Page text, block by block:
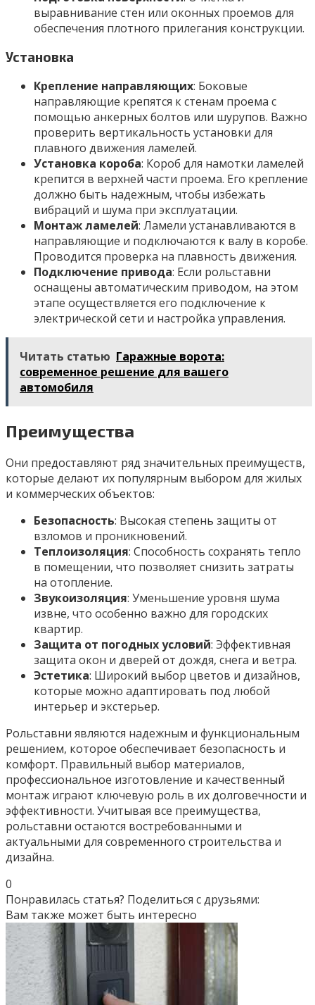
выравнивание стен или оконных проемов для
обеспечения плотного прилегания конструкции.
Установка
Крепление направляющих: Боковые
направляющие крепятся к стенам проема с
помощью анкерных болтов или шурупов. Важно
проверить вертикальность установки для
плавного движения ламелей.
Установка короба: Короб для намотки ламелей
крепится в верхней части проема. Его крепление
должно быть надежным, чтобы избежать
вибраций и шума при эксплуатации.
Монтаж ламелей: Ламели устанавливаются в
направляющие и подключаются к валу в коробе.
Проводится проверка на плавность движения.
Подключение привода: Если рольставни
оснащены автоматическим приводом, на этом
этапе осуществляется его подключение к
электрической сети и настройка управления.
Читать статью Гаражные ворота:
современное решение для вашего
автомобиля
Преимущества
Они предоставляют ряд значительных преимуществ,
которые делают их популярным выбором для жилых
и коммерческих объектов:
Безопасность: Высокая степень защиты от
взломов и проникновений.
Теплоизоляция: Способность сохранять тепло
в помещении, что позволяет снизить затраты
на отопление.
Звукоизоляция: Уменьшение уровня шума
извне, что особенно важно для городских
квартир.
Защита от погодных условий: Эффективная
защита окон и дверей от дождя, снега и ветра.
Эстетика: Широкий выбор цветов и дизайнов,
которые можно адаптировать под любой
интерьер и экстерьер.
Рольставни являются надежным и функциональным
решением, которое обеспечивает безопасность и
комфорт. Правильный выбор материалов,
профессиональное изготовление и качественный
монтаж играют ключевую роль в их долговечности и
эффективности. Учитывая все преимущества,
рольставни остаются востребованными и
актуальными для современного строительства и
дизайна.
0
Понравилась статья? Поделиться с друзьями:
Вам также может быть интересно